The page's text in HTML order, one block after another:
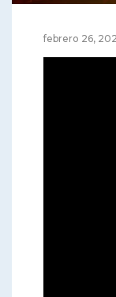
febrero 26,